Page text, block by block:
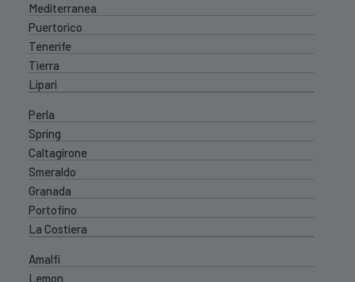
Mediterranea
Puertorico
Tenerife
Tierra
Lipari
Perla
Spring
Caltagirone
Smeraldo
Granada
Portofino
La Costiera
Amalfi
Lemon